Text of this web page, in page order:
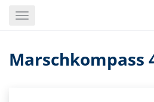
Toggle
Marschkompass